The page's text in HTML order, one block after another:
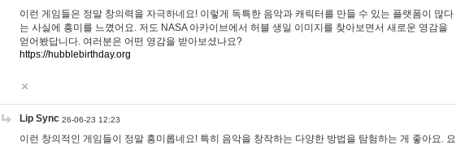
이런 게임들은 정말 창의력을 자극하네요! 이렇게 독특한 음악과 캐릭터를 만들 수 있는 플랫폼이 많다
는 사실에 흥미를 느꼈어요. 저도 NASA 아카이브에서 허블 생일 이미지를 찾아보면서 새로운 영감을
얻어봤답니다. 여러분은 어떤 영감을 받아보셨나요?
https://hubblebirthday.org
Lip Sync 26-06-23 12:23
이런 창의적인 게임들이 정말 흥미롭네요! 특히 음악을 창작하는 다양한 방법을 탐험하는 게 좋아요. 요